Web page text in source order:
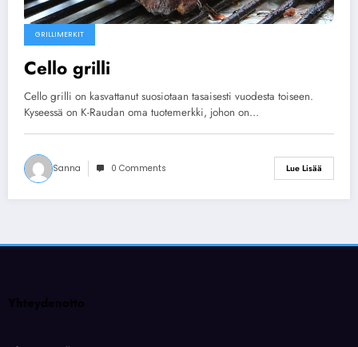
GRILLIMERKIT
Cello grilli
Cello grilli on kasvattanut suosiotaan tasaisesti vuodesta toiseen.
Kyseessä on K-Raudan oma tuotemerkki, johon on…
Sanna 0 Comments Lue Lisää
Yhteydenotto